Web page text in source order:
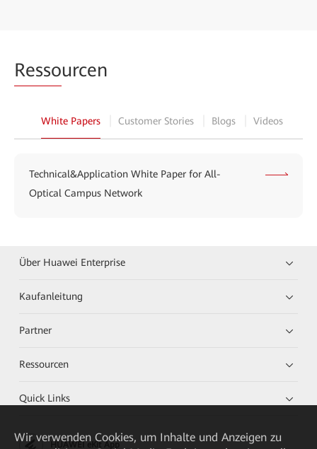
Ressourcen
White Papers Customer Stories Blogs Videos
Technical&Application White Paper for All-
Optical Campus Network
Über Huawei Enterprise
Kaufanleitung
Partner
Ressourcen
Quick Links
HUAWEI eKit App
Wir verwenden Cookies, um Inhalte und Anzeigen zu